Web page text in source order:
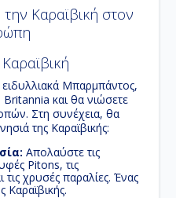
Καραϊβική στον
Μπαρμπάντος,
Britannia και θα νιώσετε
Στη συνέχεια, θα
της Καραϊβικής:
Απολαύστε τις
Pitons, τις
τις χρυσές παραλίες. Ένας
Καραϊβικής.